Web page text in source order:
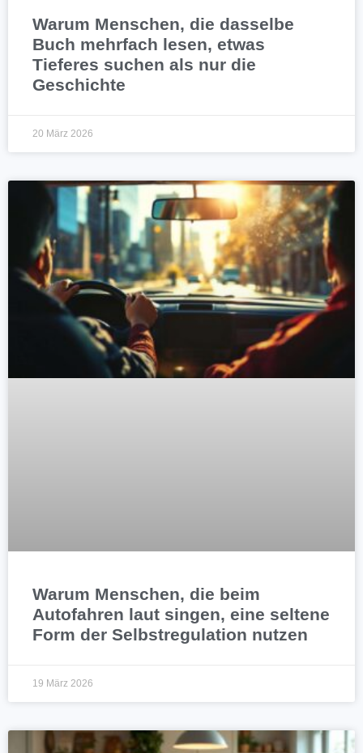
Warum Menschen, die dasselbe
Buch mehrfach lesen, etwas
Tieferes suchen als nur die
Geschichte
20 März 2026
Warum Menschen, die beim
Autofahren laut singen, eine seltene
Form der Selbstregulation nutzen
19 März 2026